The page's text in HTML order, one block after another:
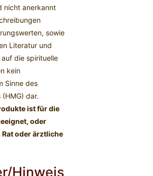
nicht anerkannt
sowie
Literatur und
die spirituelle
kein
Sinne des
dar.
ist für die
oder
oder ärztliche
Hinweis